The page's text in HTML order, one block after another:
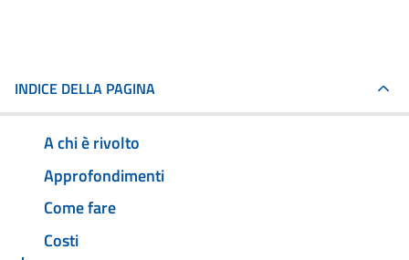
INDICE DELLA PAGINA
A chi è rivolto
Approfondimenti
Come fare
Costi